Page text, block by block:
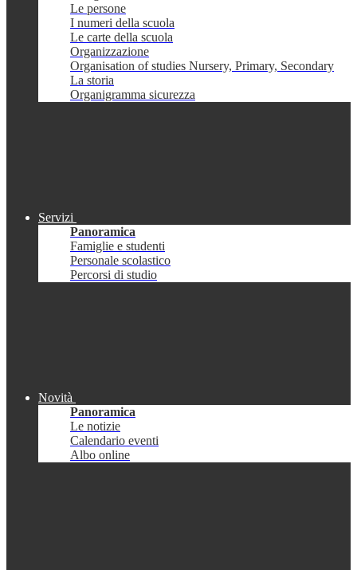
Le persone
I numeri della scuola
Le carte della scuola
Organizzazione
Organisation of studies Nursery, Primary, Secondary
La storia
Organigramma sicurezza
Servizi
Panoramica
Famiglie e studenti
Personale scolastico
Percorsi di studio
Novità
Panoramica
Le notizie
Calendario eventi
Albo online